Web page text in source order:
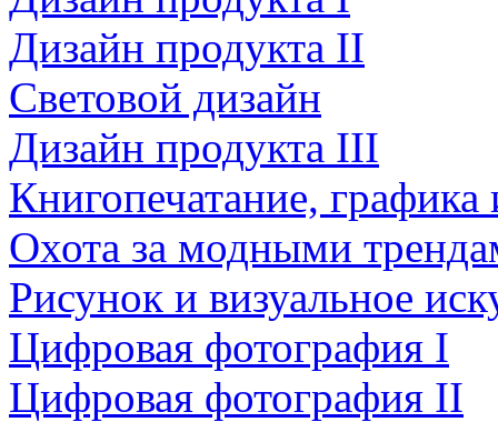
Дизайн продукта II
Световой дизайн
Дизайн продукта III
Книгопечатание,
Охота за модными
Рисунок и визуальное
Цифровая фотография I
Цифровая фотография II